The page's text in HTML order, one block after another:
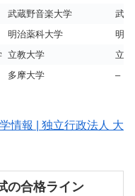
武蔵野音楽大学
武
明治薬科大学
明
立教大学
立
多摩大学 –
情報 | 独立行政法人 大
の合格ライン